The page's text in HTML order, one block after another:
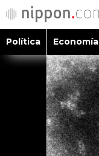
Política
Economía
Política Economía